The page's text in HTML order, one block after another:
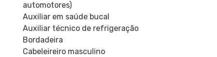
automotores)
Auxiliar em saúde bucal
Auxiliar técnico de refrigeração
Bordadeira
Cabeleireiro masculino